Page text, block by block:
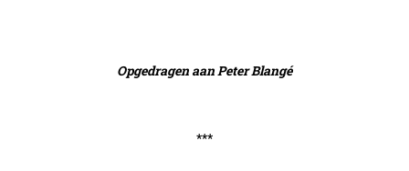
Opgedragen aan Peter Blangé
***